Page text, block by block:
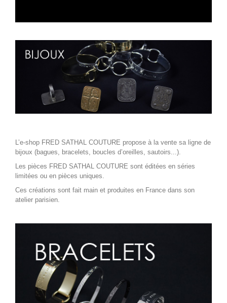
L’e-shop FRED SATHAL COUTURE propose à la vente sa ligne de
bijoux (bagues, bracelets, boucles d’oreilles, sautoirs...).
Les pièces FRED SATHAL COUTURE sont éditées en séries
limitées ou en pièces uniques.
Ces créations sont fait main et produites en France dans son
atelier parisien.